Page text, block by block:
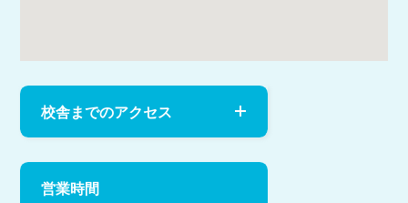
校舎までのアクセス
営業時間